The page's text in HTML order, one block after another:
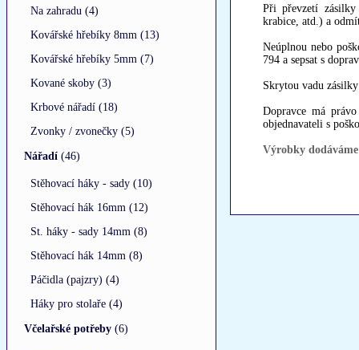
Na zahradu (4)
Kovářské hřebíky 8mm (13)
Kovářské hřebíky 5mm (7)
Kované skoby (3)
Krbové nářadí (18)
Zvonky / zvonečky (5)
Nářadí (46)
Stěhovací háky - sady (10)
Stěhovací hák 16mm (12)
St. háky - sady 14mm (8)
Stěhovací hák 14mm (8)
Páčidla (pajzry) (4)
Háky pro stolaře (4)
Včelařské potřeby (6)
Při převzetí zásilky
krabice, atd.) a
Neúplnou nebo
794 a sepsat s
Skrytou vadu
Dopravce má
objednavateli s
Výrobky